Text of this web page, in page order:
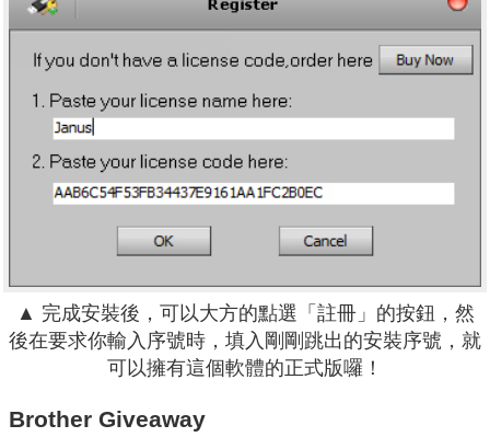
▲ 完成安裝後，可以大方的點選「註冊」的按鈕，然
後在要求你輸入序號時，填入剛剛跳出的安裝序號，就
可以擁有這個軟體的正式版囉！
Brother Giveaway